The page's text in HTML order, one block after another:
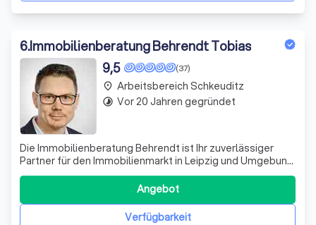
6.Immobilienberatung Behrendt Tobias
(37)
9,5
Die Immobilienberatung Behrendt ist Ihr zuverlässiger
Partner für den Immobilienmarkt in Leipzig und Umgebung.
Seit 2006 sind wir spezialisiert auf die Vermittlung von
Einfamilienhäusern, Wohnungen und Grundstücken. Unser
Ziel ist es, sowohl Eigentümern als auch
Kaufinteressenten eine professionelle
Verfügbarkeit
Angebot
place Arbeitsbereich Schkeuditz
timelapse Vor 20 Jahren gegründet